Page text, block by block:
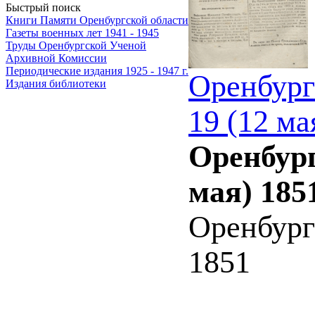
Быстрый поиск
Книги Памяти Оренбургской области
Газеты военных лет 1941 - 1945
Труды Оренбургской Ученой
Архивной Комиссии
Периодические издания 1925 - 1947 г.
Издания библиотеки
19 (12
мая)
1851